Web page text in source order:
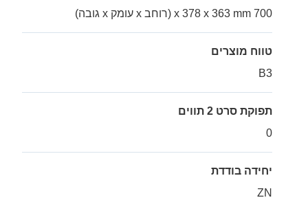
700 x 378 x 363 mm (רוחב x עומק x גובה)
טווח מוצרים
B3
תפוקת סרט 2 תווים
0
יחידה בודדת
ZN